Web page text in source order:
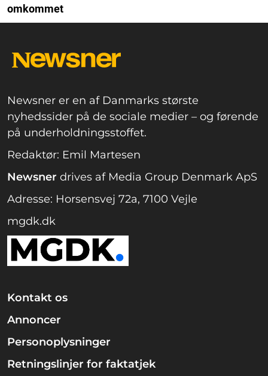
omkommet
Newsner er en af Danmarks største
nyhedssider på de sociale medier – og førende
på underholdningsstoffet.
Redaktør: Emil Martesen
Newsner drives af Media Group Denmark ApS
Adresse: Horsensvej 72a, 7100 Vejle
mgdk.dk
Kontakt os
Annoncer
Personoplysninger
Retningslinjer for faktatjek